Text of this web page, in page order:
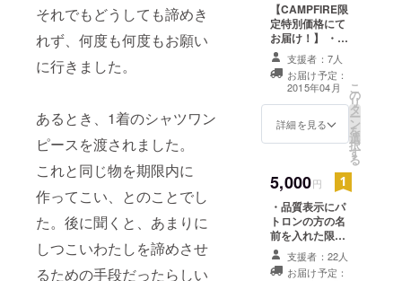
それでもどうしても諦めき
れず、何度も何度もお願い
に行きました。
あるとき、1着のシャツワン
ピースを渡されました。
これと同じ物を期限内に
作ってこい、とのことでし
た。後に聞くと、あまりに
しつこいわたしを諦めさせ
るための手段だったらしい
【CAMPFIRE限
定特別価格にて
お届け！】 ・騙
し絵ライダースT
シャツ（サイズ
XS、S、M、L、
XL）（定価税込
5400円） ・
ショーの招待状
催、3月上旬発送
予定） ・お礼
メール
支援者：7人
お届け予定：
2015年04月
詳細を見る
こ
の
リ
タ
ー
ン
を
選
択
す
る
5,000円
・品質表示にパ
トロンの方の名
前を入れた限定T
シャツ（サイズ
XS、S、M、L、
支援者：22人
お届け予定：